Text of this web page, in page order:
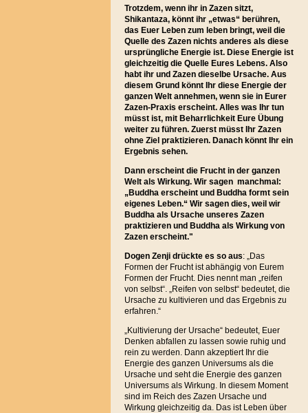
Trotzdem, wenn ihr in Zazen sitzt,
Shikantaza, könnt ihr „etwas“ berühren,
das Euer Leben zum leben bringt, weil die
Quelle des Zazen nichts anderes als diese
ursprüngliche Energie ist. Diese Energie ist
gleichzeitig die Quelle Eures Lebens. Also
habt ihr und Zazen dieselbe Ursache. Aus
diesem Grund könnt Ihr diese Energie der
ganzen Welt annehmen, wenn sie in Eurer
Zazen-Praxis erscheint. Alles was Ihr tun
müsst ist, mit Beharrlichkeit Eure Übung
weiter zu führen. Zuerst müsst Ihr Zazen
ohne Ziel praktizieren. Danach könnt Ihr ein
Ergebnis sehen.
Dann erscheint die Frucht in der ganzen
Welt als Wirkung. Wir sagen manchmal:
„Buddha erscheint und Buddha formt sein
eigenes Leben.“ Wir sagen dies, weil wir
Buddha als Ursache unseres Zazen
praktizieren und Buddha als Wirkung von
Zazen erscheint."
Dogen Zenji drückte es so aus: „Das
Formen der Frucht ist abhängig von Eurem
Formen der Frucht. Dies nennt man „reifen
von selbst“. „Reifen von selbst“ bedeutet, die
Ursache zu kultivieren und das Ergebnis zu
erfahren.“
„Kultivierung der Ursache“ bedeutet, Euer
Denken abfallen zu lassen sowie ruhig und
rein zu werden. Dann akzeptiert Ihr die
Energie des ganzen Universums als die
Ursache und seht die Energie des ganzen
Universums als Wirkung. In diesem Moment
sind im Reich des Zazen Ursache und
Wirkung gleichzeitig da. Das ist Leben über